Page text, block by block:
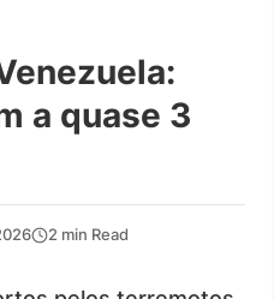
a quase 3
2 min Read